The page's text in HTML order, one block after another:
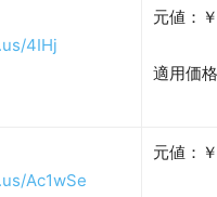
4IHj
元値：
適用価
Ac1wSe
元値：